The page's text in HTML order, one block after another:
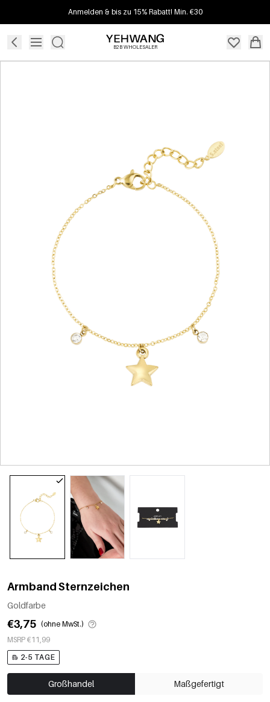
Anmelden & bis zu 15% Rabatt! Min. €30
B2B WHOLESALER
Armband Sternzeichen
Goldfarbe
€3,75 (ohne MwSt.)
MSRP €11,99
2-5 TAGE
Großhandel Maßgefertigt